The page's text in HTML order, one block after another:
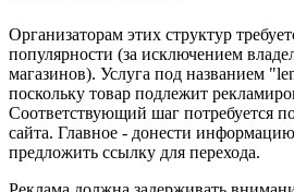
Организаторам этих структур
популярности (за исключением
магазинов). Услуга под названием
поскольку товар подлежит
Соответствующий шаг потребуется
сайта. Главное - донести
предложить ссылку для перехода.